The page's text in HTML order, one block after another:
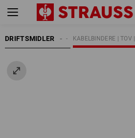
DRIFTSMIDLER KABELBINDERE | TOV